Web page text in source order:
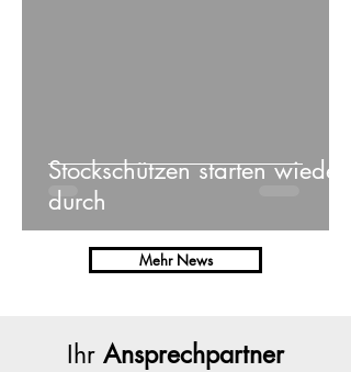
Stockschützen starten wieder
durch
Mehr News
Ihr Ansprechpartner